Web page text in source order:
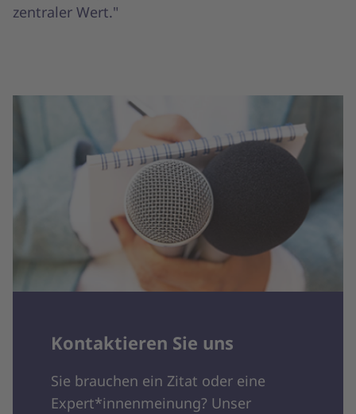
zentraler Wert."
Kontaktieren Sie uns
Sie brauchen ein Zitat oder eine
Expert*innenmeinung? Unser